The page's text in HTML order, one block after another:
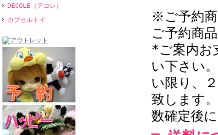
DECOLE（デコレ）
カプセルトイ
※ご予約
ご予約商
*ご案内お
い下さい
い限り、
致します
数確定後